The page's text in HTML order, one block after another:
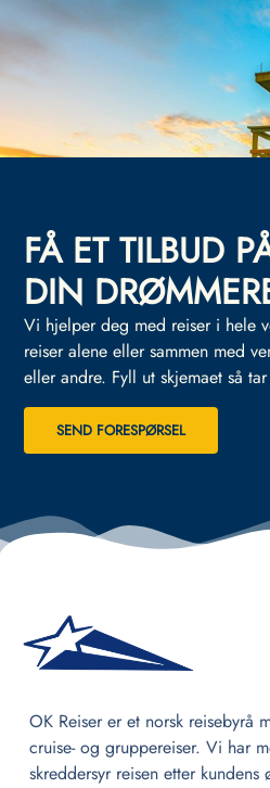
FÅ ET TILBUD
DIN
Vi hjelper deg med reiser i hele
reiser alene eller sammen med
eller andre. Fyll ut skjemaet så
SEND FORESPØRSEL
OK Reiser er et norsk reisebyrå
cruise- og gruppereiser. Vi har
skreddersyr reisen etter kundens